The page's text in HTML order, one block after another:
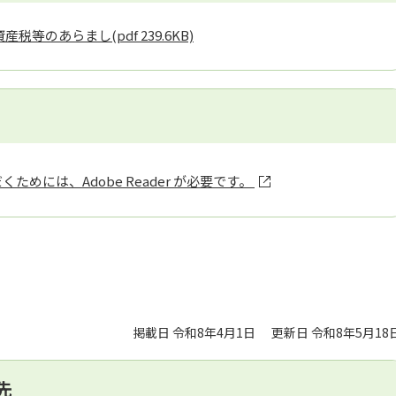
税等のあらまし(pdf 239.6KB)
ためには、Adobe Reader が必要です。
掲載日 令和8年4月1日 更新日 令和8年5月18